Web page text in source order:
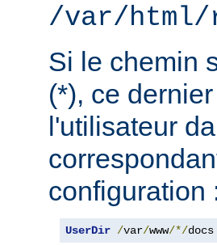
/var/html/
Si le chemin
(*), ce
l'utilisateur
configuration
UserDir /var/www/*/docs